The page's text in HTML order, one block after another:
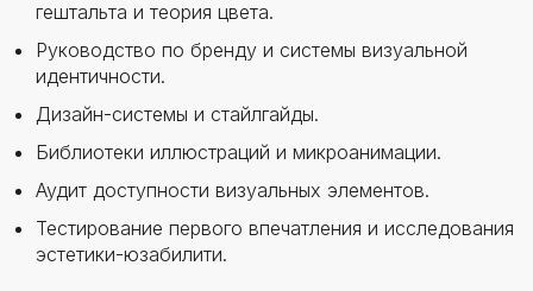
гештальта и теория цвета.
Руководство по бренду и системы визуальной
идентичности.
Дизайн-системы и стайлгайды.
Библиотеки иллюстраций и микроанимации.
Аудит доступности визуальных элементов.
Тестирование первого впечатления и исследования
эстетики-юзабилити.